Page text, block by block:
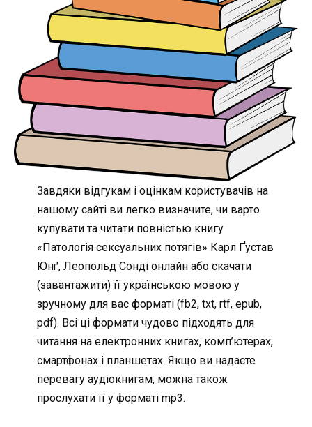
Завдяки відгукам і оцінкам користувачів на
нашому сайті ви легко визначите, чи варто
купувати та читати повністью книгу
«Патологія сексуальних потягів» Карл Ґустав
Юнґ, Леопольд Сонді онлайн або скачати
(завантажити) її українською мовою у
зручному для вас форматі (fb2, txt, rtf, epub,
pdf). Всі ці формати чудово підходять для
читання на електронних книгах, комп’ютерах,
смартфонах і планшетах. Якщо ви надаєте
перевагу аудіокнигам, можна також
прослухати її у форматі mp3.